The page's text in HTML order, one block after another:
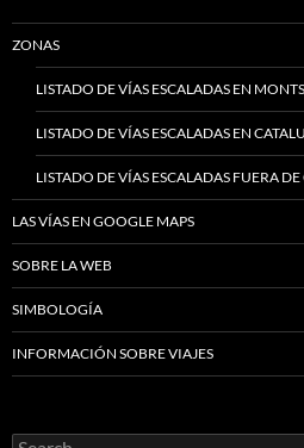
ZONAS
LISTADO DE VÍAS ESCALADAS EN
LISTADO DE VÍAS ESCALADAS EN
LISTADO DE VÍAS ESCALADAS FUERA
LAS VÍAS EN GOOGLE MAPS
SOBRE LA WEB
SIMBOLOGÍA
INFORMACIÓN SOBRE VIAJES
Search